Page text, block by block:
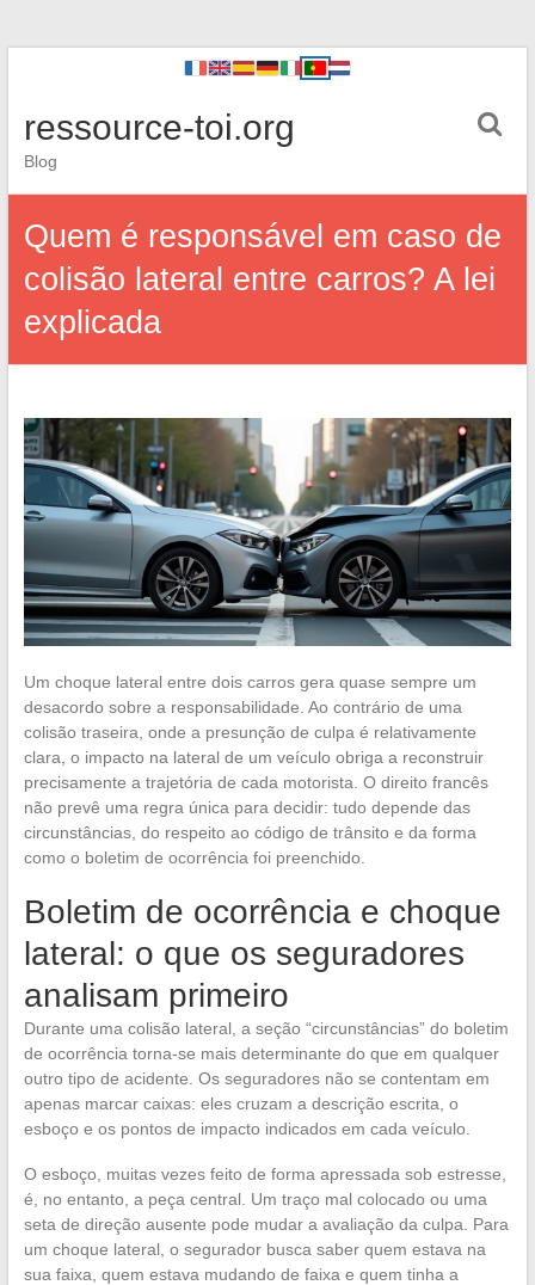
ressource-toi.org
Blog
Quem é responsável em caso de
colisão lateral entre carros? A lei
explicada
Um choque lateral entre dois carros gera quase sempre um
desacordo sobre a responsabilidade. Ao contrário de uma
colisão traseira, onde a presunção de culpa é relativamente
clara, o impacto na lateral de um veículo obriga a reconstruir
precisamente a trajetória de cada motorista. O direito francês
não prevê uma regra única para decidir: tudo depende das
circunstâncias, do respeito ao código de trânsito e da forma
como o boletim de ocorrência foi preenchido.
Boletim de ocorrência e choque
lateral: o que os seguradores
analisam primeiro
Durante uma colisão lateral, a seção “circunstâncias” do boletim
de ocorrência torna-se mais determinante do que em qualquer
outro tipo de acidente. Os seguradores não se contentam em
apenas marcar caixas: eles cruzam a descrição escrita, o
esboço e os pontos de impacto indicados em cada veículo.
O esboço, muitas vezes feito de forma apressada sob estresse,
é, no entanto, a peça central. Um traço mal colocado ou uma
seta de direção ausente pode mudar a avaliação da culpa. Para
um choque lateral, o segurador busca saber quem estava na
sua faixa, quem estava mudando de faixa e quem tinha a